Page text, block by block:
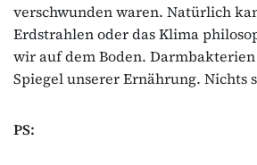
verschwunden waren. Natürlich
Erdstrahlen oder das Klima
wir auf dem Boden.
Spiegel unserer Ernährung. Nichts
PS: